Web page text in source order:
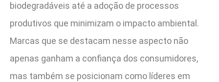
biodegradáveis até a adoção de processos
produtivos que minimizam o impacto ambiental.
Marcas que se destacam nesse aspecto não
apenas ganham a confiança dos consumidores,
mas também se posicionam como líderes em